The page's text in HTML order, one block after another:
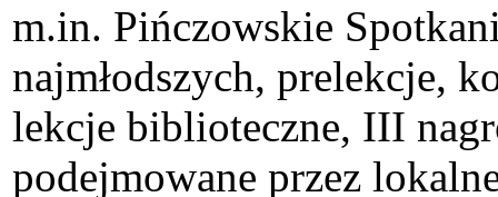
m.in. Pińczowskie
najmłodszych, prelekcje,
lekcje biblioteczne, III
podejmowane przez